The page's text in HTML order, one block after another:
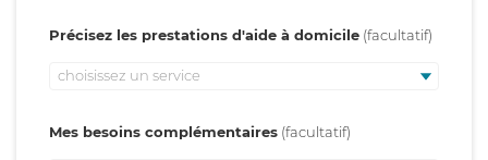
Précisez les prestations d'aide à domicile
choisissez un service
Mes besoins complémentaires